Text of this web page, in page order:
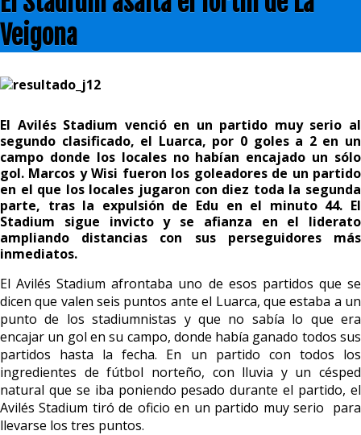
Veigona
El Avilés Stadium venció en un partido muy serio al
segundo clasificado, el Luarca, por 0 goles a 2 en un
campo donde los locales no habían encajado un sólo
gol. Marcos y Wisi fueron los goleadores de un partido
en el que los locales jugaron con diez toda la segunda
parte, tras la expulsión de Edu en el minuto 44. El
Stadium sigue invicto y se afianza en el liderato
ampliando distancias con sus perseguidores más
inmediatos.
El Avilés Stadium afrontaba uno de esos partidos que se
dicen que valen seis puntos ante el Luarca, que estaba a un
punto de los stadiumnistas y que no sabía lo que era
encajar un gol en su campo, donde había ganado todos sus
partidos hasta la fecha. En un partido con todos los
ingredientes de fútbol norteño, con lluvia y un césped
natural que se iba poniendo pesado durante el partido, el
Avilés Stadium tiró de oficio en un partido muy serio para
llevarse los tres puntos.